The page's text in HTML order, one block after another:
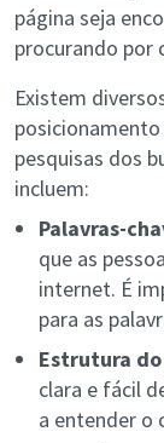
página seja
procurando por
Existem
pesquisas dos
incluem:
Palavras-
que as
internet. É
para as
Estrutura
clara e fácil
a entender o